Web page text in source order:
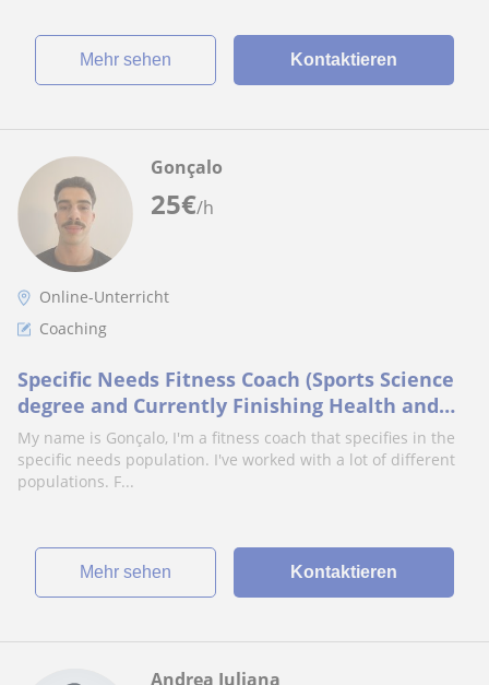
Mehr sehen Kontaktieren
25€/h
Gonçalo
Online-Unterricht
Coaching
Specific Needs Fitness Coach (Sports Science
degree and Currently Finishing Health and
Exercise Masters)
My name is Gonçalo, I'm a fitness coach that specifies in the
specific needs population. I've worked with a lot of different
populations. F...
Mehr sehen Kontaktieren
Andrea Juliana